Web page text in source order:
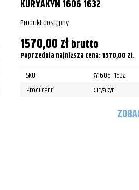
KURYAKYN 1606 1632
Produkt dostępny
1570,00złbrutto
Poprzednia najniższa cena:1570,00 zł.
SKU:
KY1606_1632
Producent:
Kuryakyn